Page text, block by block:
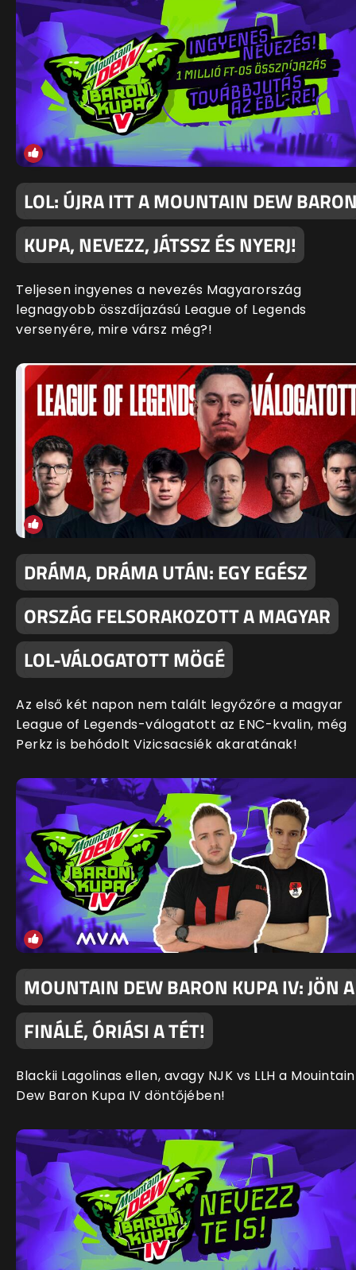
LOL: ÚJRA ITT A MOUNTAIN DEW
KUPA, NEVEZZ, JÁTSSZ ÉS NYERJ!
Teljesen ingyenes a nevezés Magyarország
legnagyobb összdíjazású League of Legends
versenyére, mire vársz még?!
DRÁMA, DRÁMA UTÁN: EGY EGÉSZ
ORSZÁG FELSORAKOZOTT A MAGYAR
LOL-VÁLOGATOTT MÖGÉ
Az első két napon nem talált legyőzőre a magyar
League of Legends-válogatott az ENC-kvalin, még
Perkz is behódolt Vizicsacsiék akaratának!
MOUNTAIN DEW BARON KUPA IV: JÖN A
FINÁLÉ, ÓRIÁSI A TÉT!
Blackii Lagolinas ellen, avagy NJK vs LLH a Mouintain
Dew Baron Kupa IV döntőjében!